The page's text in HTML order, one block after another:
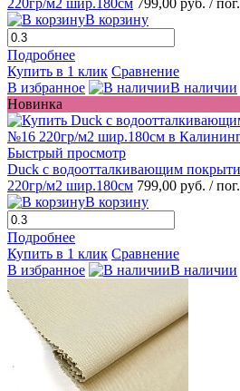
220гр/м2 шир.180см 799,00 руб. /
В корзину
Подробнее
Купить в 1 клик Сравнение
В избранное
В наличии
Новинка
Быстрый просмотр
Duck с водоотталкивающим
220гр/м2 шир.180см 799,00 руб. /
В корзину
Подробнее
Купить в 1 клик Сравнение
В избранное
В наличии